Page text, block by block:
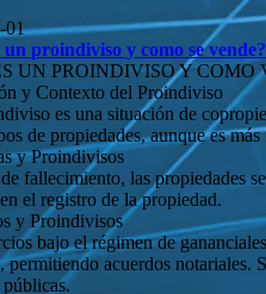
01
un proindiviso y como se vende?
UN PROINDIVISO Y COMO
y Contexto del Proindiviso
es una situación de
de propiedades, aunque es
y Proindivisos
fallecimiento, las propiedades
el registro de la propiedad.
y Proindivisos
bajo el régimen de
permitiendo acuerdos notariales.
públicas.